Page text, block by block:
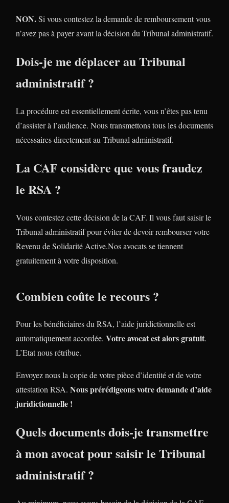
NON.Si vous contestez la demande de remboursement vous
n’avez pas à payer avant la décision du Tribunal administratif.
Dois-je me déplacer au Tribunal
administratif ?
La procédure est essentiellement écrite, vous n’êtes pas tenu
d’assister à l’audience. Nous transmettons tous les documents
nécessaires directement au Tribunal administratif.
La CAF considère que vous fraudez
le RSA ?
Vous contestez cette décision de la CAF. Il vous faut saisir le
Tribunal administratif pour éviter de devoir rembourser votre
Revenu de Solidarité Active.Nos avocats se tiennent
gratuitement à votre disposition.
Combien coûte le recours ?
Pour les bénéficiaires du RSA, l’aide juridictionnelle est
automatiquement accordée. Votre avocat est alors gratuit.
L’Etat nous rétribue.
Envoyez nous la copie de votre pièce d’identité et de votre
attestation RSA. Nous prérédigeons votre demande d’aide
juridictionnelle !
Quels documents dois-je transmettre
à mon avocat pour saisir le Tribunal
administratif ?